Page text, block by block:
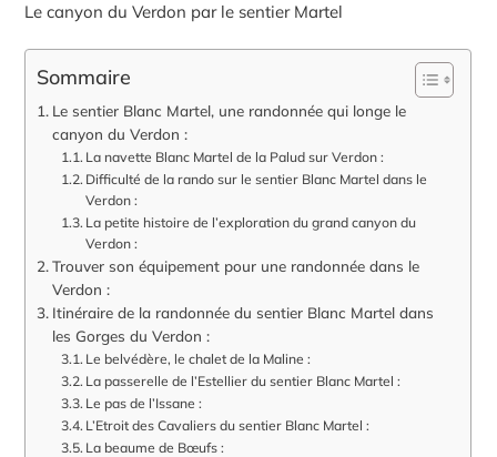
Le canyon du Verdon par le sentier Martel
Sommaire
Le sentier Blanc Martel, une randonnée qui longe le
canyon du Verdon :
La navette Blanc Martel de la Palud sur Verdon :
Difficulté de la rando sur le sentier Blanc Martel dans le
Verdon :
La petite histoire de l’exploration du grand canyon du
Verdon :
Trouver son équipement pour une randonnée dans le
Verdon :
Itinéraire de la randonnée du sentier Blanc Martel dans
les Gorges du Verdon :
Le belvédère, le chalet de la Maline :
La passerelle de l’Estellier du sentier Blanc Martel :
Le pas de l’Issane :
L’Etroit des Cavaliers du sentier Blanc Martel :
La beaume de Bœufs :